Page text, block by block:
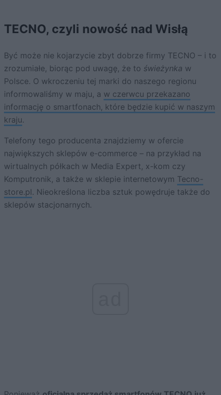
TECNO, czyli nowość nad Wisłą
Być może nie kojarzycie zbyt dobrze firmy TECNO – i to
zrozumiałe, biorąc pod uwagę, że to świeżynka w
Polsce. O wkroczeniu tej marki do naszego regionu
informowaliśmy w maju, a w czerwcu przekazano
informację o smartfonach, które będzie kupić w naszym
kraju.
Telefony tego producenta znajdziemy w ofercie
największych sklepów e-commerce – na przykład na
wirtualnych półkach w Media Expert, x-kom czy
Komputronik, a także w sklepie internetowym Tecno-
store.pl. Nieokreślona liczba sztuk powędruje także do
sklepów stacjonarnych.